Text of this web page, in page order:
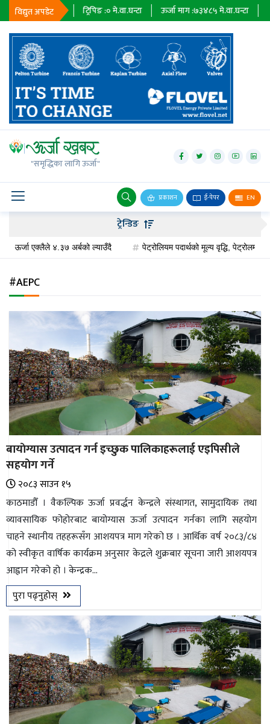
विद्युत अपडेट
ट्रिपिङ : मे.वा.घन्टा ऊर्जा माग : ७३४८५मे.वा.घन्टा प्राधिकरण :
"समृद्धिका लागि ऊर्जा"
प्रकाशन ई-पेपर EN
जलविद्युत्
सोलार
वायु
बायोग्यास
पेट्रोलियम
जलवायु
दक्षता
उहिलेकाे
खबर
हरित
हाइड्रोजन
इभी
सम्पादकीय
बैंक
पर्यटन
भिडियो
छापा
खोज
ऊर्जा
विशेष
ट्रेन्डिङ
४.३७ अर्बको ल्याउँदै पेट्रोलियम पदार्थको मूल्य वृद्धि, पेट्रोलमा ३ र
#AEPC
बायाेग्यास उत्पादन गर्न इच्छुक पालिकाहरूलाई एइपिसीले
सहयाेग गर्ने
२०८३ साउन १५
काठमाडौँ । वैकल्पिक ऊर्जा प्रवर्द्धन केन्द्रले संस्थागत, सामुदायिक तथा
व्यावसायिक फोहोरबाट बायोग्यास ऊर्जा उत्पादन गर्नका लागि सहयाेग
चाहने स्थानीय तहहरूसँग आशयपत्र माग गरेको छ । आर्थिक वर्ष २०८३/८४
को स्वीकृत वार्षिक कार्यक्रम अनुसार केद्रले शुक्रबार सूचना जारी आशयपत्र
आह्वान गरेको हो । केन्द्रक...
पुरा पढ्नुहोस्